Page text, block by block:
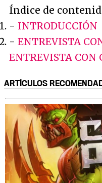
Índice de
- INTRODUCCIÓN
- ENTREVISTA
ENTREVISTA CON
ARTÍCULOS